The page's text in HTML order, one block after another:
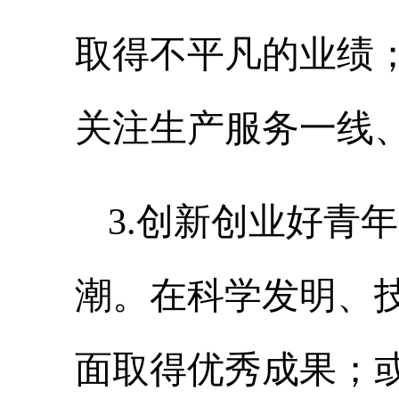
取得不平凡的业绩
关注生产服务一线
3.创新创业好青
潮。在科学发明、
面取得优秀成果；